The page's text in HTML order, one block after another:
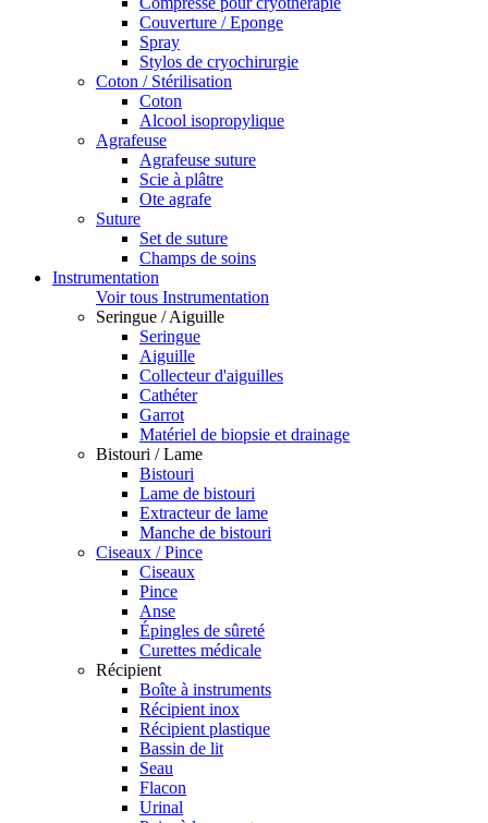
Couverture / Eponge
Spray
Stylos de cryochirurgie
Coton / Stérilisation
Coton
Alcool isopropylique
Agrafeuse
Agrafeuse suture
Scie à plâtre
Ote agrafe
Suture
Set de suture
Champs de soins
Instrumentation
Voir tous Instrumentation
Seringue / Aiguille
Seringue
Aiguille
Collecteur d'aiguilles
Cathéter
Garrot
Matériel de biopsie et drainage
Bistouri / Lame
Bistouri
Lame de bistouri
Extracteur de lame
Manche de bistouri
Ciseaux / Pince
Ciseaux
Pince
Anse
Épingles de sûreté
Curettes médicale
Récipient
Boîte à instruments
Récipient inox
Récipient plastique
Bassin de lit
Seau
Flacon
Urinal